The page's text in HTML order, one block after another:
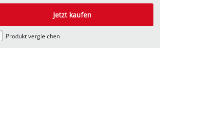
Jetzt kaufen
Produkt vergleichen